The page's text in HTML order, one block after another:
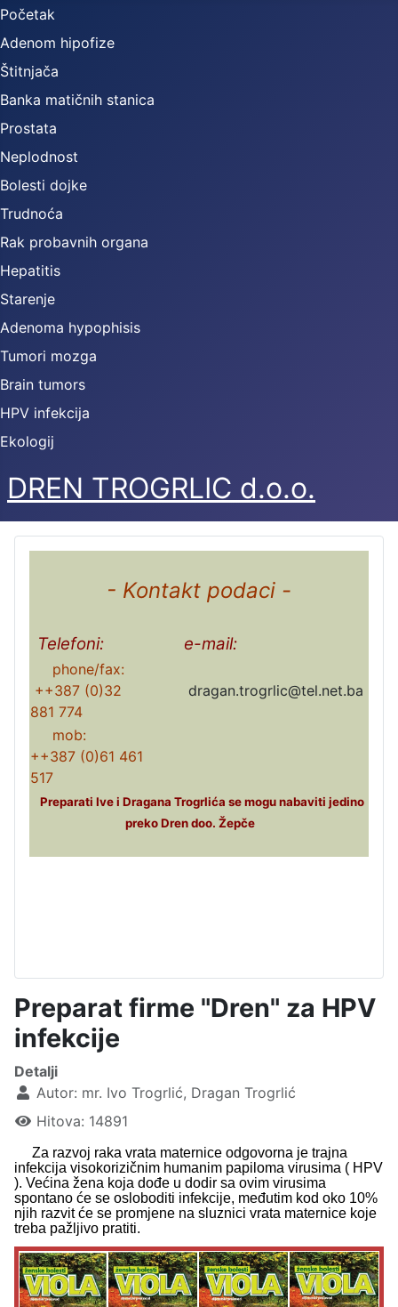
Početak
Adenom hipofize
Štitnjača
Banka matičnih stanica
Prostata
Neplodnost
Bolesti dojke
Trudnoća
Rak probavnih organa
Hepatitis
Starenje
Adenoma hypophisis
Tumori mozga
Brain tumors
HPV infekcija
Ekologij
DREN TROGRLIC d.o.o.
- Kontakt podaci -
Telefoni: e-mail:
phone/fax:
++387 (0)32
881 774
dragan.trogrlic@tel.net.ba
mob:
++387 (0)61 461
517
Preparati Ive i Dragana Trogrlića se mogu nabaviti jedino
preko Dren doo. Žepče
Preparat firme "Dren" za HPV
infekcije
Detalji
Autor: mr. Ivo Trogrlić, Dragan Trogrlić
Hitova: 14891
Za razvoj raka vrata maternice odgovorna je trajna
infekcija visokorizičnim humanim papiloma virusima ( HPV
). Većina žena koja dođe u dodir sa ovim virusima
spontano će se osloboditi infekcije, međutim kod oko 10%
njih razvit će se promjene na sluznici vrata maternice koje
treba pažljivo pratiti.